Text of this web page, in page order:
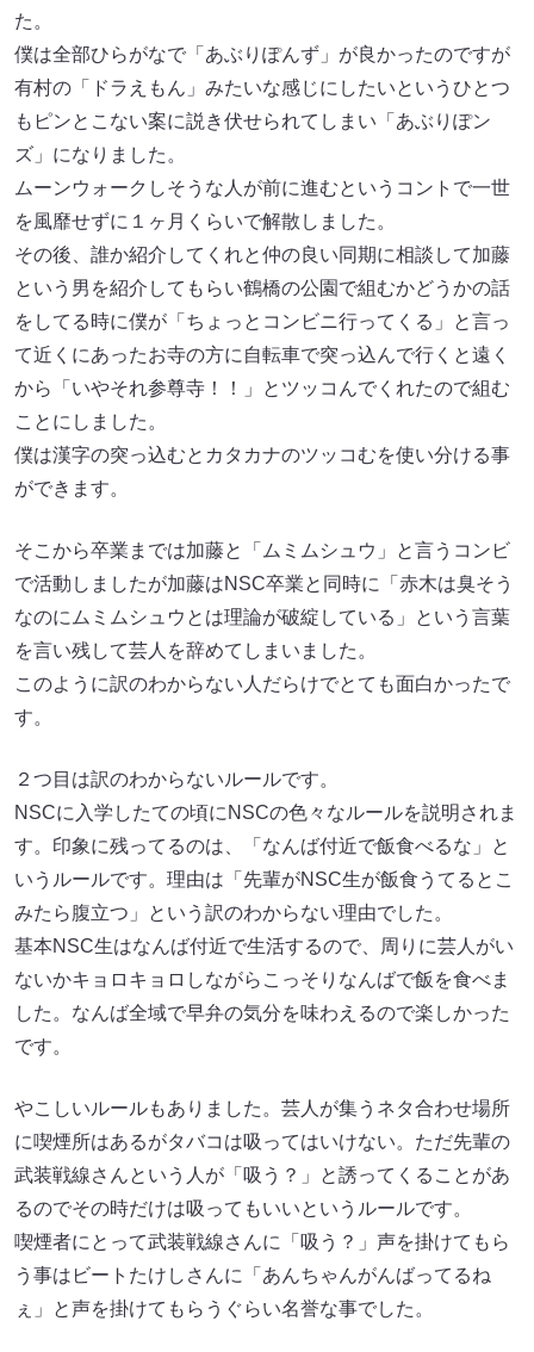
た。
僕は全部ひらがなで「あぶりぽんず」が良かったのですが
有村の「ドラえもん」みたいな感じにしたいというひとつ
もピンとこない案に説き伏せられてしまい「あぶりぽン
ズ」になりました。
ムーンウォークしそうな人が前に進むというコントで一世
を風靡せずに１ヶ月くらいで解散しました。
その後、誰か紹介してくれと仲の良い同期に相談して加藤
という男を紹介してもらい鶴橋の公園で組むかどうかの話
をしてる時に僕が「ちょっとコンビニ行ってくる」と言っ
て近くにあったお寺の方に自転車で突っ込んで行くと遠く
から「いやそれ参尊寺！！」とツッコんでくれたので組む
ことにしました。
僕は漢字の突っ込むとカタカナのツッコむを使い分ける事
ができます。
そこから卒業までは加藤と「ムミムシュウ」と言うコンビ
で活動しましたが加藤はNSC卒業と同時に「赤木は臭そう
なのにムミムシュウとは理論が破綻している」という言葉
を言い残して芸人を辞めてしまいました。
このように訳のわからない人だらけでとても面白かったで
す。
２つ目は訳のわからないルールです。
NSCに入学したての頃にNSCの色々なルールを説明されま
す。印象に残ってるのは、「なんば付近で飯食べるな」と
いうルールです。理由は「先輩がNSC生が飯食うてるとこ
みたら腹立つ」という訳のわからない理由でした。
基本NSC生はなんば付近で生活するので、周りに芸人がい
ないかキョロキョロしながらこっそりなんばで飯を食べま
した。なんば全域で早弁の気分を味わえるので楽しかった
です。
やこしいルールもありました。芸人が集うネタ合わせ場所
に喫煙所はあるがタバコは吸ってはいけない。ただ先輩の
武装戦線さんという人が「吸う？」と誘ってくることがあ
るのでその時だけは吸ってもいいというルールです。
喫煙者にとって武装戦線さんに「吸う？」声を掛けてもら
う事はビートたけしさんに「あんちゃんがんばってるね
ぇ」と声を掛けてもらうぐらい名誉な事でした。